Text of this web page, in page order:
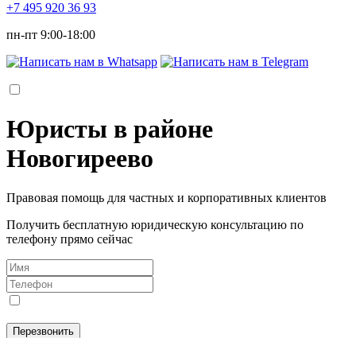
+7 495 920 36 93
пн-пт 9:00-18:00
Юристы в районе
Новогиреево
Правовая помощь для частных и корпоративных клиентов
Получить бесплатную юридическую консультацию по
телефону прямо сейчас
Перезвонить